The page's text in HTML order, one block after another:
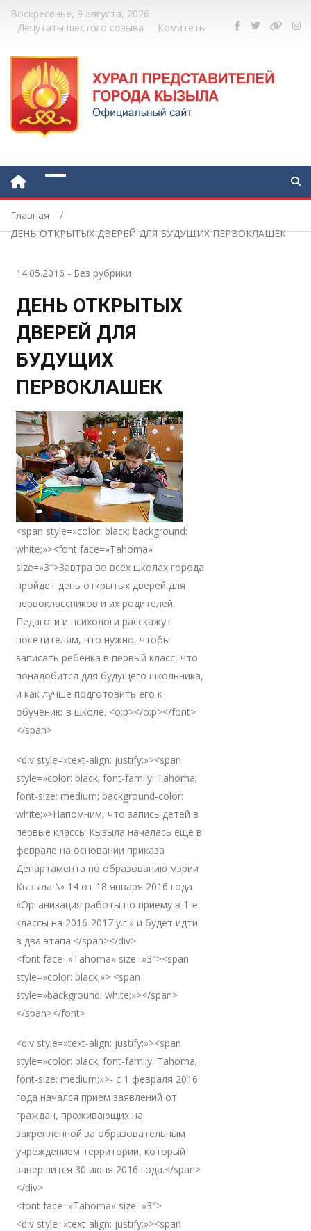
Воскресенье, 9 августа, 2026
Депутаты шестого созыва
Комитеты
Главная
ДЕНЬ ОТКРЫТЫХ ДВЕРЕЙ ДЛЯ БУДУЩИХ ПЕРВОКЛАШЕК
14.05.2016 - Без рубрики
ДЕНЬ ОТКРЫТЫХ
ДВЕРЕЙ ДЛЯ
БУДУЩИХ
ПЕРВОКЛАШЕК
<span style=»color: black; background:
white;»><font face=»Tahoma»
size=»3″>Завтра во всех школах города
пройдет день открытых дверей для
первоклассников и их родителей.
Педагоги и психологи расскажут
посетителям, что нужно, чтобы
записать ребенка в первый класс, что
понадобится для будущего школьника,
и как лучше подготовить его к
обучению в школе. <o:p></o:p></font>
</span>
<div style=»text-align: justify;»><span
style=»color: black; font-family: Tahoma;
font-size: medium; background-color:
white;»>Напомним, что запись детей в
первые классы Кызыла началась еще в
феврале на основании приказа
Департамента по образованию мэрии
Кызыла № 14 от 18 января 2016 года
«Организация работы по приему в 1-е
классы на 2016-2017 у.г.» и будет идти
в два этапа:</span></div>
<font face=»Tahoma» size=»3″><span
style=»color: black;»> <span
style=»background: white;»></span>
</span></font>
<div style=»text-align: justify;»><span
style=»color: black; font-family: Tahoma;
font-size: medium;»>- с 1 февраля 2016
года начался прием заявлений от
граждан, проживающих на
закрепленной за образовательным
учреждением территории, который
завершится 30 июня 2016 года.</span>
</div>
<font face=»Tahoma» size=»3″>
<div style=»text-align: justify;»><span